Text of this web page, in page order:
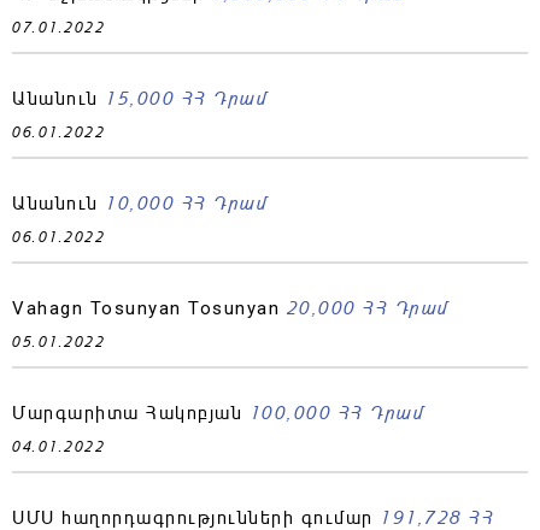
07.01.2022
Անանուն 15,000 ՀՀ Դրամ
06.01.2022
Անանուն 10,000 ՀՀ Դրամ
06.01.2022
Vahagn Tosunyan Tosunyan 20,000 ՀՀ Դրամ
05.01.2022
Մարգարիտա Հակոբյան 100,000 ՀՀ Դրամ
04.01.2022
ՍՄՍ հաղորդագրությունների գումար
191,728 ՀՀ